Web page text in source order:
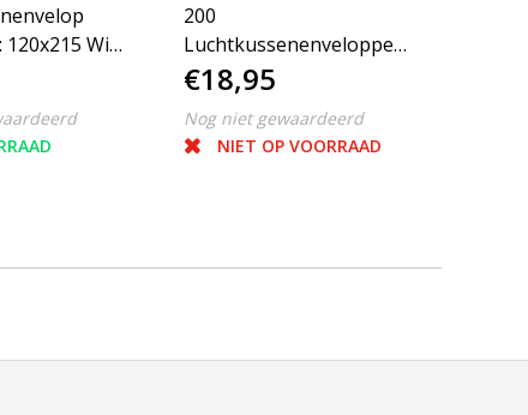
120x215 Wit
200
Luchtkussenenveloppen
A/11 100x165mm wit
Filmar Classic
€18,95
Nog niet gewaardeerd
NIET OP VOORRAAD